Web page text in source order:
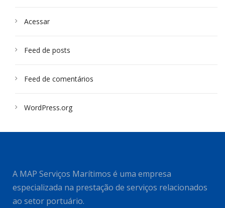
Acessar
Feed de posts
Feed de comentários
WordPress.org
A MAP Serviços Marítimos é uma empresa
especializada na prestação de serviços relacionados
ao setor portuário.